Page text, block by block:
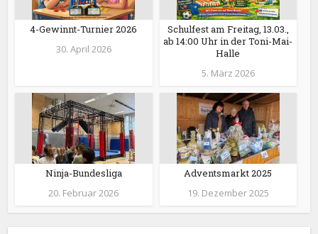
4-Gewinnt-Turnier 2026
30. April 2026
Schulfest am Freitag, 13.03.,
ab 14:00 Uhr in der Toni-Mai-
Halle
5. März 2026
Ninja-Bundesliga
20. Februar 2026
Adventsmarkt 2025
19. Dezember 2025